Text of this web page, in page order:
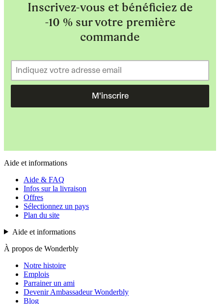
Inscrivez-vous et bénéficiez de
-10 % sur votre première
commande
M'inscrire
Aide et informations
Aide & FAQ
Infos sur la livraison
Offres
Sélectionnez un pays
Plan du site
Aide et informations
À propos de Wonderbly
Notre histoire
Emplois
Parrainer un ami
Devenir Ambassadeur Wonderbly
Blog